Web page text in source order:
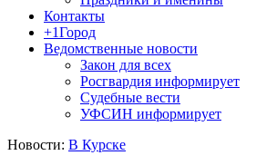
Контакты
+1Город
Ведомственные новости
Закон для всех
Росгвардия информирует
Судебные вести
УФСИН информирует
Новости: В Курске